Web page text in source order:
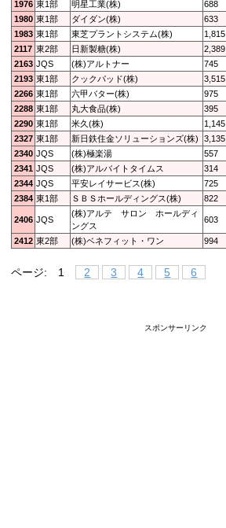
1976 東1部 明星工業(株) 688
1980 東1部 ダイダン(株) 633
1983 東1部 東芝プラントシステム(株) 1,815
2117 東2部 日新製糖(株) 2,389
2163 JQS (株)アルトナー 745
2193 東1部 クックパッド(株) 3,515
2266 東1部 六甲バター(株) 975
2288 東1部 丸大食品(株) 395
2290 東1部 米久(株) 1,145
2327 東1部 新日鉄住金ソリューションズ(株) 3,135
2340 JQS (株)極楽湯 557
2341 JQS (株)アルバイトタイムス 314
2344 JQS 平安レイサービス(株) 725
2384 東1部 ＳＢＳホールディングス(株) 822
2406 JQS
(株)アルテ サロン ホールディ
ングス
603
2412 東2部 (株)ベネフィット・ワン 994
ページ: 1 2 3 4 5 6
スポンサーリンク